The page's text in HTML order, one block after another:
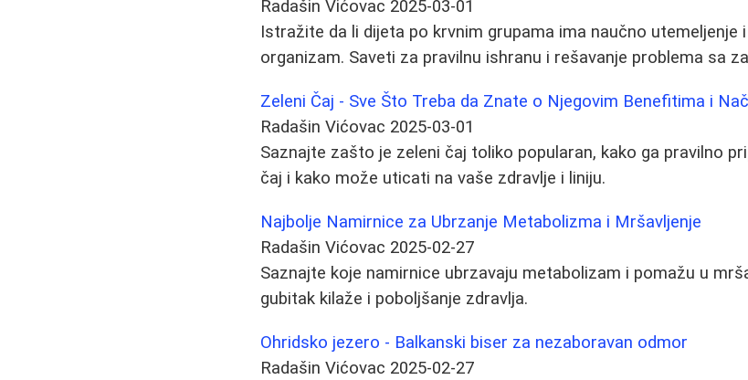
Radašin Vićovac 2025-03-01
Istražite da li dijeta po krvnim grupama ima naučno utemeljenje
organizam. Saveti za pravilnu ishranu i rešavanje problema sa
Zeleni Čaj - Sve Što Treba da Znate o Njegovim Benefitima i
Radašin Vićovac 2025-03-01
Saznajte zašto je zeleni čaj toliko popularan, kako ga pravilno
čaj i kako može uticati na vaše zdravlje i liniju.
Najbolje Namirnice za Ubrzanje Metabolizma i Mršavljenje
Radašin Vićovac 2025-02-27
Saznajte koje namirnice ubrzavaju metabolizam i pomažu u
gubitak kilaže i poboljšanje zdravlja.
Ohridsko jezero - Balkanski biser za nezaboravan odmor
Radašin Vićovac 2025-02-27